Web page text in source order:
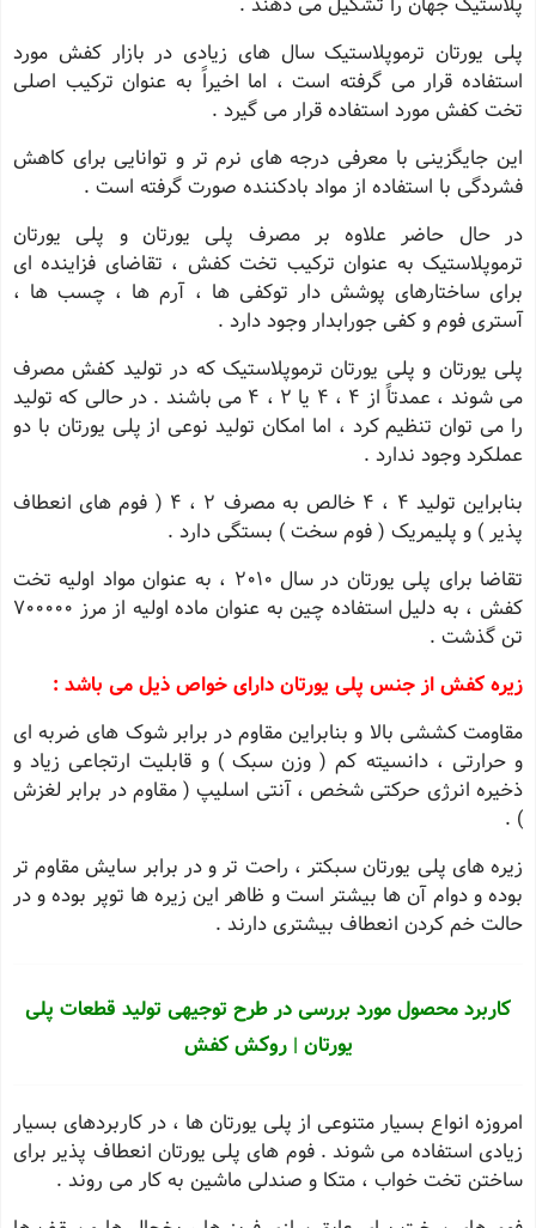
پلی یورتان ترموپلاستیک سال های زیادی در بازار کفش مورد
استفاده قرار می گرفته است ، اما اخیراً به عنوان ترکیب اصلی
تخت کفش مورد استفاده قرار می گیرد .
این جایگزینی با معرفی درجه های نرم تر و توانایی برای کاهش
فشردگی با استفاده از مواد بادکننده صورت گرفته است .
در حال حاضر علاوه بر مصرف پلی یورتان و پلی یورتان
ترموپلاستیک به عنوان ترکیب تخت کفش ، تقاضای فزاینده ای
برای ساختارهای پوشش دار توکفی ها ، آرم ها ، چسب ها ،
آستری فوم و کفی جورابدار وجود دارد .
پلی یورتان و پلی یورتان ترموپلاستیک که در تولید کفش مصرف
می شوند ، عمدتاً از ۴ ، ۴ یا ٢ ، ۴ می باشند . در حالی که تولید
را می توان تنظیم کرد ، اما امکان تولید نوعی از پلی یورتان با دو
عملکرد وجود ندارد .
بنابراین تولید ۴ ، ۴ خالص به مصرف ٢ ، ۴ ( فوم های انعطاف
پذیر ) و پلیمریک ( فوم سخت ) بستگی دارد .
تقاضا برای پلی یورتان در سال ٢٠١٠ ، به عنوان مواد اولیه تخت
کفش ، به دلیل استفاده چین به عنوان ماده اولیه از مرز ٧٠٠٠٠٠
تن گذشت .
زیره کفش از جنس پلی یورتان دارای خواص ذیل می باشد :
مقاومت کششی بالا و بنابراین مقاوم در برابر شوک های ضربه ای
و حرارتی ، دانسیته کم ( وزن سبک ) و قابلیت ارتجاعی زیاد و
ذخیره انرژی حرکتی شخص ، آنتی اسلیپ ( مقاوم در برابر لغزش
) .
زیره های پلی یورتان سبکتر ، راحت تر و در برابر سایش مقاوم تر
بوده و دوام آن ها بیشتر است و ظاهر این زیره ها توپر بوده و در
حالت خم کردن انعطاف بیشتری دارند .
کاربرد محصول مورد بررسی در طرح توجیهی تولید قطعات پلی
یورتان | روکش کفش
امروزه انواع بسیار متنوعی از پلی یورتان ها ، در کاربردهای بسیار
زیادی استفاده می شوند . فوم های پلی یورتان انعطاف پذیر برای
ساختن تخت خواب ، متکا و صندلی ماشین به کار می روند .